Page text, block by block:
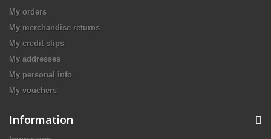
My orders
My merchandise returns
My credit slips
My addresses
My personal info
My vouchers
Information